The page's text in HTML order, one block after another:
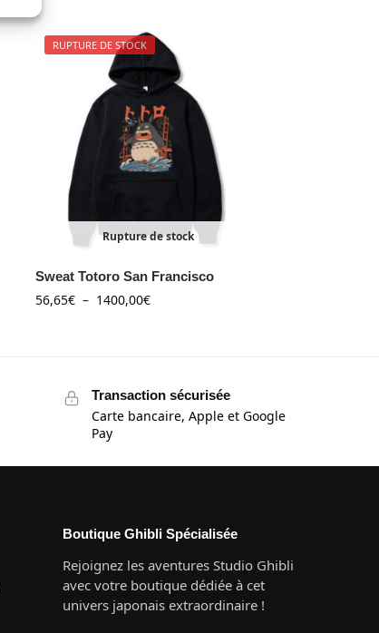
RUPTURE DE STOCK
Rupture de stock
Sweat Totoro San Francisco
56,65€ – 1400,00€
Transaction sécurisée
Carte bancaire, Apple et Google
Pay
Boutique Ghibli Spécialisée
Rejoignez les aventures Studio Ghibli
avec votre boutique dédiée à cet
univers japonais extraordinaire !